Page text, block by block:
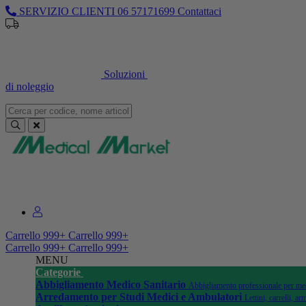
SERVIZIO CLIENTI 06 57171699 Contattaci
Soluzioni
di noleggio
Carrello 999+ Carrello 999+
Carrello 999+ Carrello 999+
MENU
Categorie
Abbigliamento Medico Sanitario Abbigliamento professionale per
Arredamento per Studi Medici e Ambulatori Lettini, carrelli,